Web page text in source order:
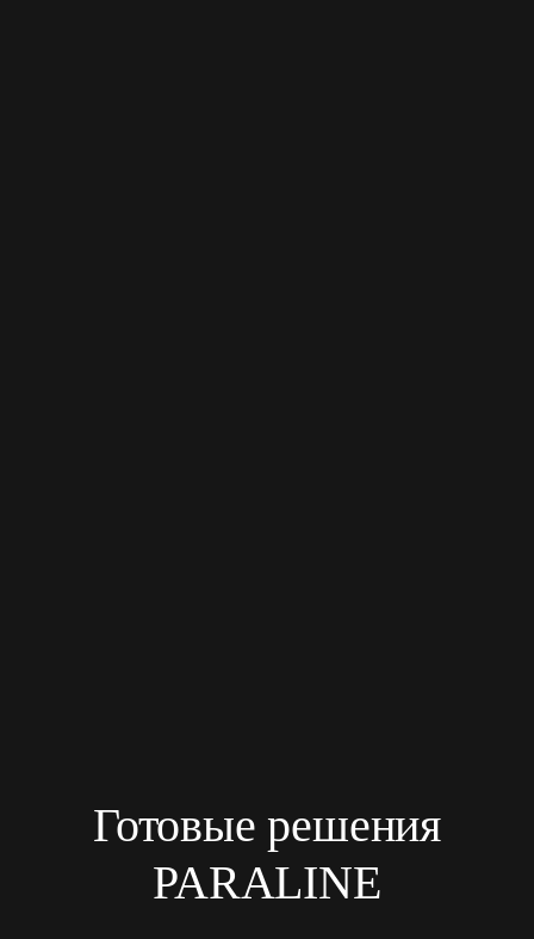
Готовые решения
PARALINE